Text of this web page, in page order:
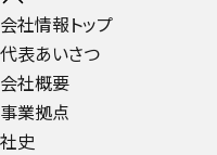
会社情報トップ
代表あいさつ
会社概要
事業拠点
社史